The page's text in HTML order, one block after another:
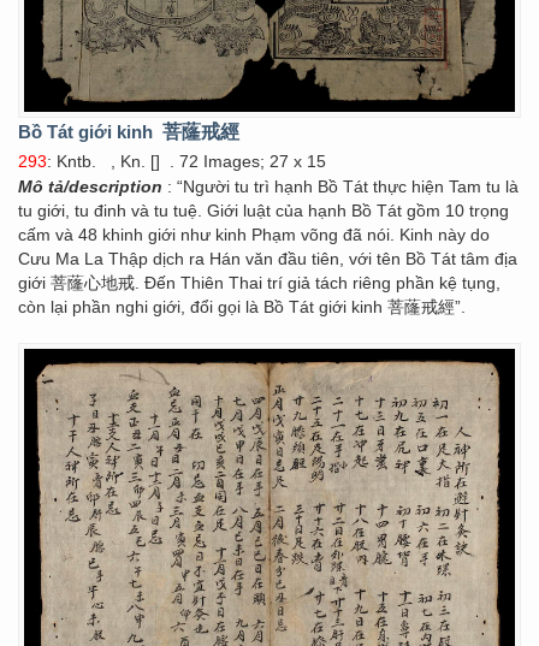
Bồ Tát giới kinh 菩蕯戒經
293: Kntb. , Kn. []
. 72 Images; 27 x 15
Mô tả/description : “Người tu trì hạnh Bồ Tát thực hiện Tam tu là
tu giới, tu đinh và tu tuệ. Giới luật của hạnh Bồ Tát gồm 10 trọng
cấm và 48 khinh giới như kinh Phạm võng đã nói. Kinh này do
Cưu Ma La Thập dịch ra Hán văn đầu tiên, với tên Bồ Tát tâm địa
giới 菩蕯心地戒. Đến Thiên Thai trí giả tách riêng phần kệ tụng,
còn lại phần nghi giới, đổi gọi là Bồ Tát giới kinh 菩蕯戒經”.